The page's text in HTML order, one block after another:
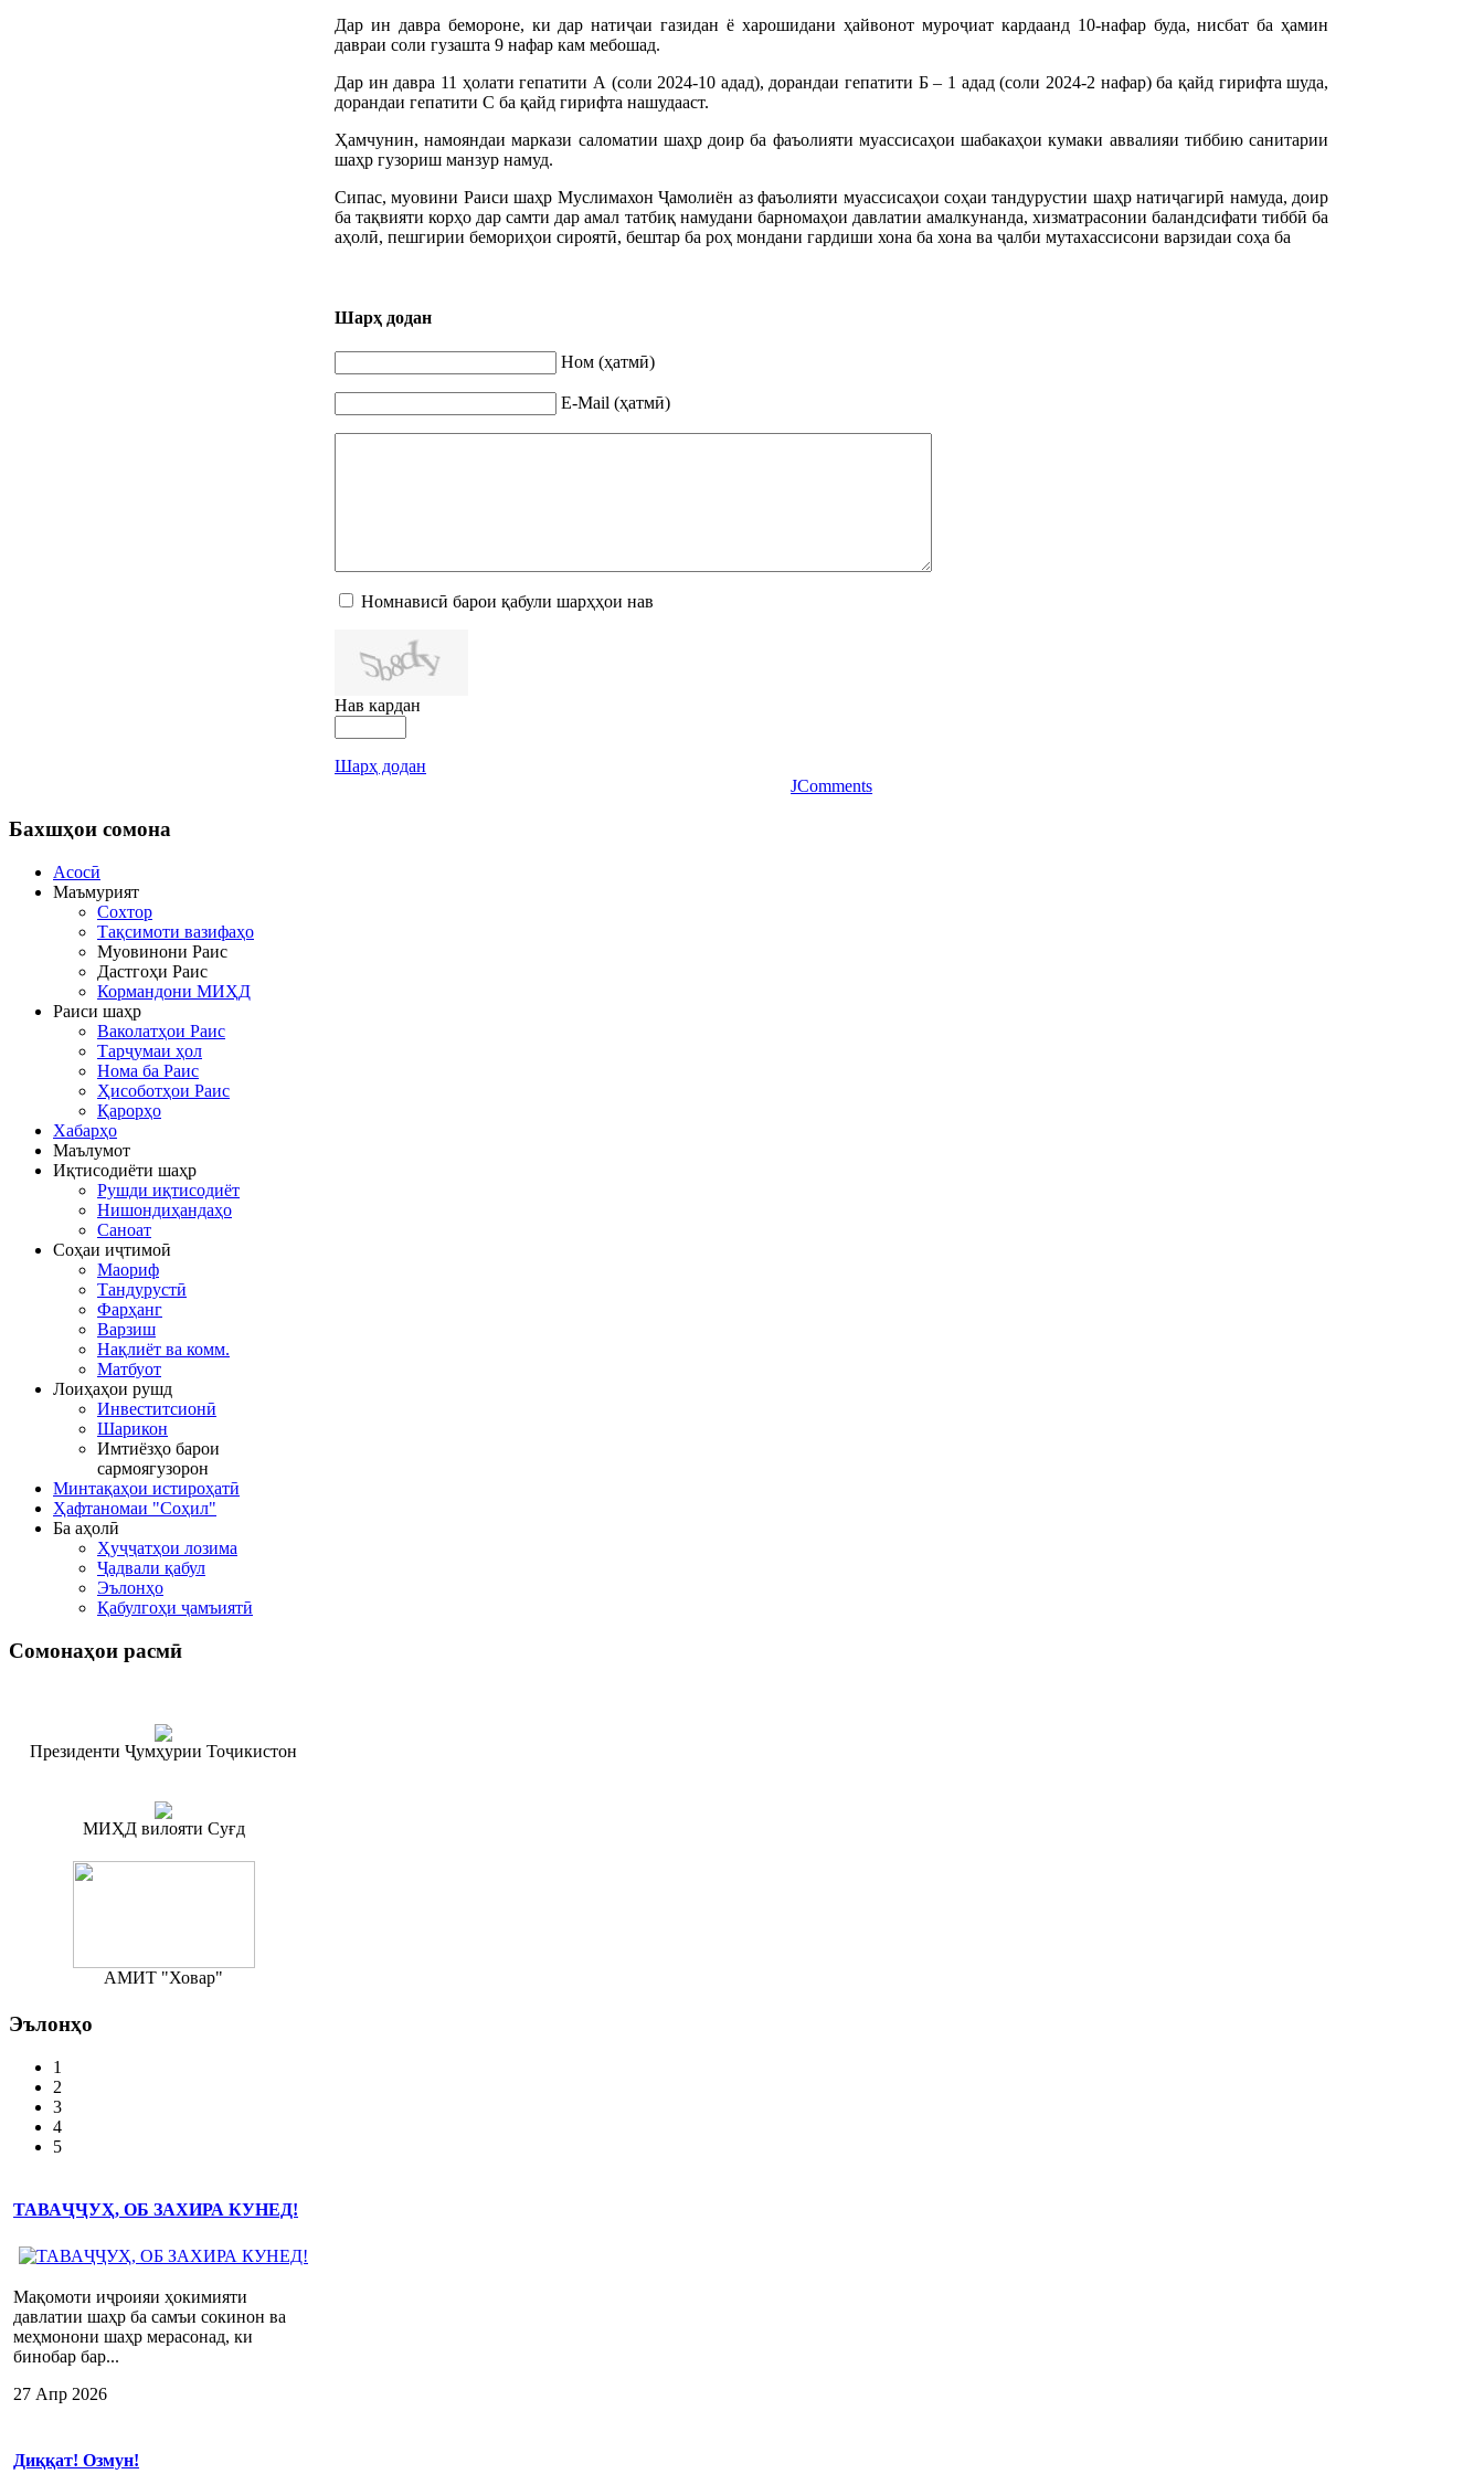
Дар ин давра бемороне, ки дар натиҷаи газидан ё харошидани ҳайвонот муроҷиат кардаанд 10-нафар буда, нисбат ба ҳамин
давраи соли гузашта 9 нафар кам мебошад.
Дар ин давра 11 ҳолати гепатити А (соли 2024-10 адад), дорандаи гепатити Б – 1 адад (соли 2024-2 нафар) ба қайд гирифта шуда,
дорандаи гепатити С ба қайд гирифта нашудааст.
Ҳамчунин, намояндаи маркази саломатии шаҳр доир ба фаъолияти муассисаҳои шабакаҳои кумаки аввалияи тиббию санитарии
шаҳр гузориш манзур намуд.
Сипас, муовини Раиси шаҳр Муслимахон Ҷамолиён аз фаъолияти муассисаҳои соҳаи тандурустии шаҳр натиҷагирӣ намуда, доир
ба тақвияти корҳо дар самти дар амал татбиқ намудани барномаҳои давлатии амалкунанда, хизматрасонии баландсифати тиббӣ ба
аҳолӣ, пешгирии бемориҳои сироятӣ, бештар ба роҳ мондани гардиши хона ба хона ва ҷалби мутахассисони варзидаи соҳа ба
Шарҳ додан
Ном (ҳатмӣ)
E-Mail (ҳатмӣ)
Номнависӣ барои қабули шарҳҳои нав
Нав кардан
Шарҳ додан
JComments
Бахшҳои сомона
Асосӣ
Маъмурият
Сохтор
Тақсимоти вазифаҳо
Муовинони Раис
Дастгоҳи Раис
Кормандони МИҲД
Раиси шаҳр
Ваколатҳои Раис
Тарҷумаи ҳол
Нома ба Раис
Ҳисоботҳои Раис
Қарорҳо
Хабарҳо
Маълумот
Иқтисодиёти шаҳр
Рушди иқтисодиёт
Нишондиҳандаҳо
Саноат
Соҳаи иҷтимоӣ
Маориф
Тандурустӣ
Фарҳанг
Варзиш
Нақлиёт ва комм.
Матбуот
Лоиҳаҳои рушд
Инвеститсионӣ
Шарикон
Имтиёзҳо барои
сармоягузорон
Минтақаҳои истироҳатӣ
Ҳафтаномаи "Соҳил"
Ба аҳолӣ
Ҳуҷҷатҳои лозима
Ҷадвали қабул
Эълонҳо
Қабулгоҳи ҷамъиятӣ
Сомонаҳои расмӣ
Президенти Ҷумҳурии Тоҷикистон
МИҲД вилояти Суғд
АМИТ "Ховар"
Эълонҳо
1
2
3
4
5
ТАВАҶҶУҲ, ОБ ЗАХИРА КУНЕД!
Мақомоти иҷроияи ҳокимияти
давлатии шаҳр ба самъи сокинон ва
меҳмонони шаҳр мерасонад, ки
бинобар бар...
27 Апр 2026
Диққат! Озмун!